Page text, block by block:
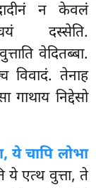
न केवलं
दस्सेति.
वेदितब्बा.
विवादं. तेनाह
गाथाय निद्देसो
ये चापि लोभा
ये एत्थ वुत्ता, ते